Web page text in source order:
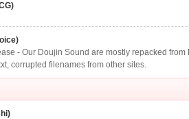
- Our Doujin Sound are mostly repacked
corrupted filenames from other sites.